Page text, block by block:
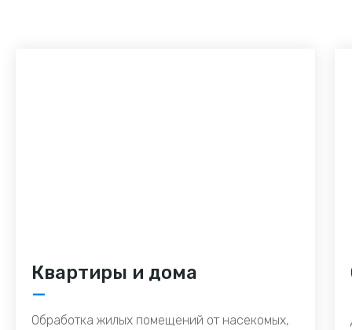
Квартиры и дома
—
Обработка жилых помещений от насекомых,